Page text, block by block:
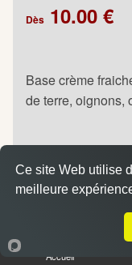
Dès 10.00 €
Base crème
de terre, oignons,
Pizza saumon
Accueil
Ce site Web utilise
meilleure